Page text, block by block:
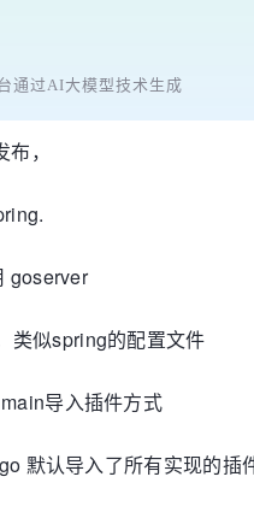
通过AI大模型技术生成
，
goserver
类似spring的配置文件
导入插件方式
默认导入了所有实现的插